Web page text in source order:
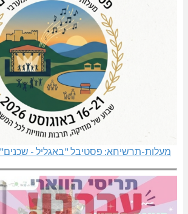
מעלות-תרשיחא: פסטיבל "באגליל - שכנים"